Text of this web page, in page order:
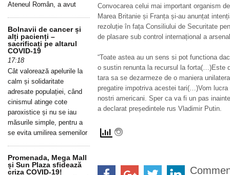
Convocarea celui mai important organism
Marea Britanie și Franța și-au anunțat
rezoluție în fața Consiliului de Securitate
de plasare sub control internațional a
“Toate astea au un sens si pot functiona
o sustin renunta la recursul la forta(…)Este
tara sa se dezarmeze de o maniera
pregatire impotriva acestei tari(…)Vom
nostri americani. Sper ca va fi un pas
a declarat președintele rus Vladimir Putin.
Ateneul Român, a avut
Bolnavii de cancer și
alți pacienți –
sacrificați pe altarul
COVID-19
17:18
Cât valorează apelurile la
calm și solidaritate
adresate populației, când
cinismul atinge cote
paroxistice și nu se iau
măsurile simple, pentru a
se evita umilirea semenilor
Promenada, Mega Mall
și Sun Plaza sfidează
criza COVID-19!